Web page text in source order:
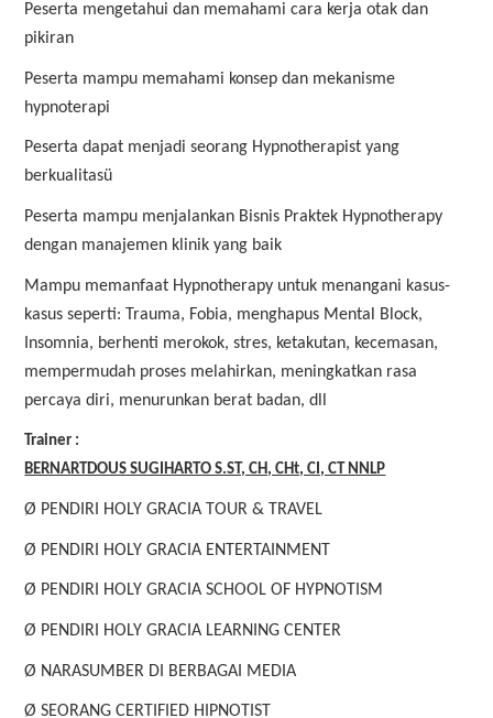
Peserta mengetahui dan memahami cara kerja otak dan
pikiran
Peserta mampu memahami konsep dan mekanisme
hypnoterapi
Peserta dapat menjadi seorang Hypnotherapist yang
berkualitasü
Peserta mampu menjalankan Bisnis Praktek Hypnotherapy
dengan manajemen klinik yang baik
Mampu memanfaat Hypnotherapy untuk menangani kasus-
kasus seperti: Trauma, Fobia, menghapus Mental Block,
Insomnia, berhenti merokok, stres, ketakutan, kecemasan,
mempermudah proses melahirkan, meningkatkan rasa
percaya diri, menurunkan berat badan, dll
Trainer :
BERNARTDOUS SUGIHARTO S.ST, CH, CHt, CI, CT NNLP
Ø PENDIRI HOLY GRACIA TOUR & TRAVEL
Ø PENDIRI HOLY GRACIA ENTERTAINMENT
Ø PENDIRI HOLY GRACIA SCHOOL OF HYPNOTISM
Ø PENDIRI HOLY GRACIA LEARNING CENTER
Ø NARASUMBER DI BERBAGAI MEDIA
Ø SEORANG CERTIFIED HIPNOTIST